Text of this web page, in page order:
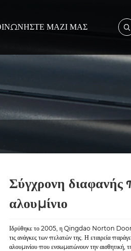
ΜΑΖΊ ΜΑΣ
Σύγχρονη
αλουμίνιο
Ιδρύθηκε το 2005, η Qingdao Norton Door
τις ανάγκες των πελατών της. Η εταιρεία
αλουμινίου που ενσωματώνουν την αισθητική,